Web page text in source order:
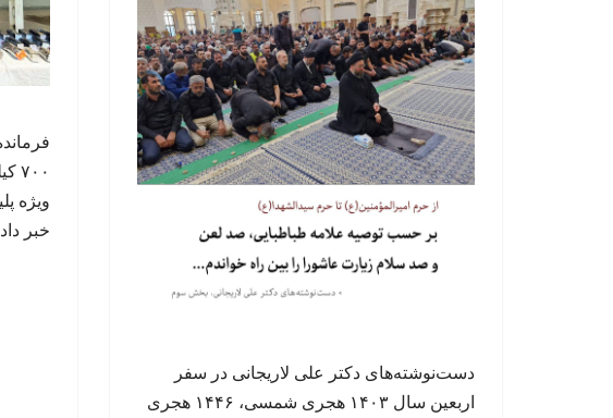
دست‌نوشته‌های دکتر علی لاریجانی در سفر
اربعین سال ۱۴۰۳ هجری شمسی، ۱۴۴۶ هجری
ویژه
خبر